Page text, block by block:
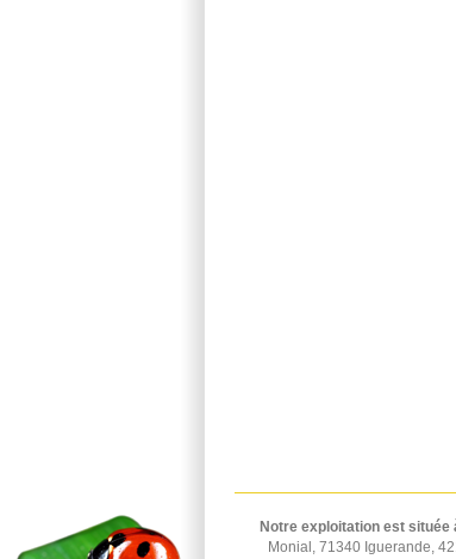
Notre exploitation est située
Monial, 71340 Iguerande,